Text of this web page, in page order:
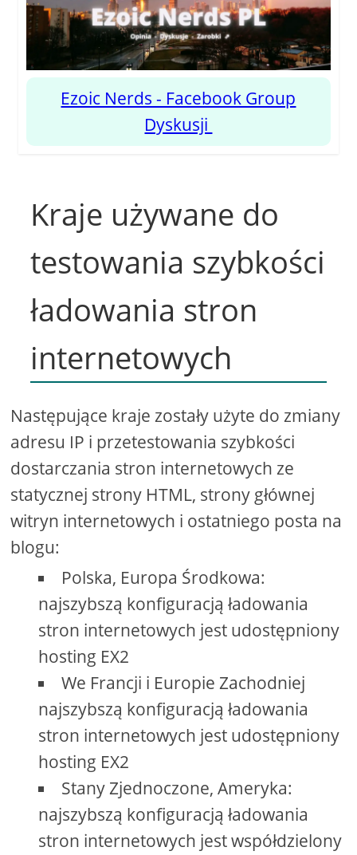
Ezoic Nerds - Facebook Group
Dyskusji
Kraje używane do
testowania szybkości
ładowania stron
internetowych
Następujące kraje zostały użyte do zmiany
adresu IP i przetestowania szybkości
dostarczania stron internetowych ze
statycznej strony HTML, strony głównej
witryn internetowych i ostatniego posta na
blogu:
Polska, Europa Środkowa:
najszybszą konfiguracją ładowania
stron internetowych jest udostępniony
hosting EX2
We Francji i Europie Zachodniej
najszybszą konfiguracją ładowania
stron internetowych jest udostępniony
hosting EX2
Stany Zjednoczone, Ameryka:
najszybszą konfiguracją ładowania
stron internetowych jest współdzielony